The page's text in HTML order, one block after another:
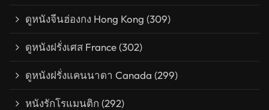
ดูหนังจีนฮ่องกง Hong Kong (309)
ดูหนังฝรั่งเศส France(302)
ดูหนังฝรั่งแคนนาดา Canada (299)
หนังรักโรแมนติก (292)